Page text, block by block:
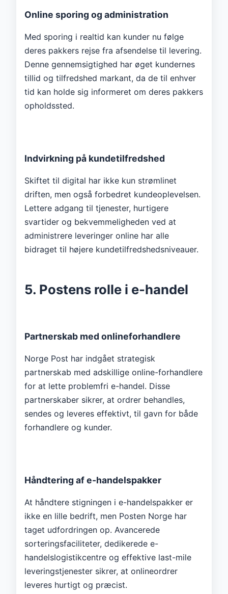
Online sporing og administration
Med sporing i realtid kan kunder nu følge
deres pakkers rejse fra afsendelse til levering.
Denne gennemsigtighed har øget kundernes
tillid og tilfredshed markant, da de til enhver
tid kan holde sig informeret om deres pakkers
opholdssted.
Indvirkning på kundetilfredshed
Skiftet til digital har ikke kun strømlinet
driften, men også forbedret kundeoplevelsen.
Lettere adgang til tjenester, hurtigere
svartider og bekvemmeligheden ved at
administrere leveringer online har alle
bidraget til højere kundetilfredshedsniveauer.
5. Postens rolle i e-handel
Partnerskab med onlineforhandlere
Norge Post har indgået strategisk
partnerskab med adskillige online-forhandlere
for at lette problemfri e-handel. Disse
partnerskaber sikrer, at ordrer behandles,
sendes og leveres effektivt, til gavn for både
forhandlere og kunder.
Håndtering af e-handelspakker
At håndtere stigningen i e-handelspakker er
ikke en lille bedrift, men Posten Norge har
taget udfordringen op. Avancerede
sorteringsfaciliteter, dedikerede e-
handelslogistikcentre og effektive last-mile
leveringstjenester sikrer, at onlineordrer
leveres hurtigt og præcist.